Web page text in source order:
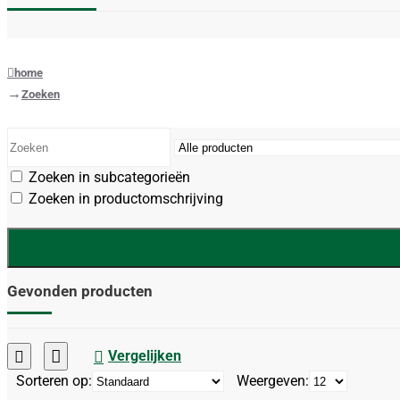
home
Zoeken
Zoeken in subcategorieën
Zoeken in productomschrijving
Gevonden producten
Vergelijken
Sorteren op:
Weergeven: